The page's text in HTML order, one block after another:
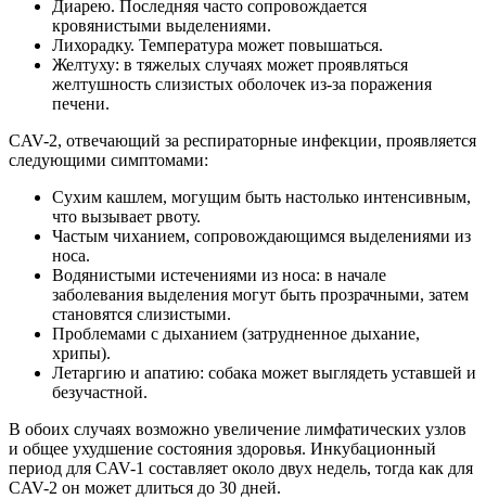
Диарею. Последняя часто сопровождается
кровянистыми выделениями.
Лихорадку. Температура может повышаться.
Желтуху: в тяжелых случаях может проявляться
желтушность слизистых оболочек из-за поражения
печени.
CAV-2, отвечающий за респираторные инфекции, проявляется
следующими симптомами:
Сухим кашлем, могущим быть настолько интенсивным,
что вызывает рвоту.
Частым чиханием, сопровождающимся выделениями из
носа.
Водянистыми истечениями из носа: в начале
заболевания выделения могут быть прозрачными, затем
становятся слизистыми.
Проблемами с дыханием (затрудненное дыхание,
хрипы).
Летаргию и апатию: собака может выглядеть уставшей и
безучастной.
В обоих случаях возможно увеличение лимфатических узлов
и общее ухудшение состояния здоровья. Инкубационный
период для CAV-1 составляет около двух недель, тогда как для
CAV-2 он может длиться до 30 дней.